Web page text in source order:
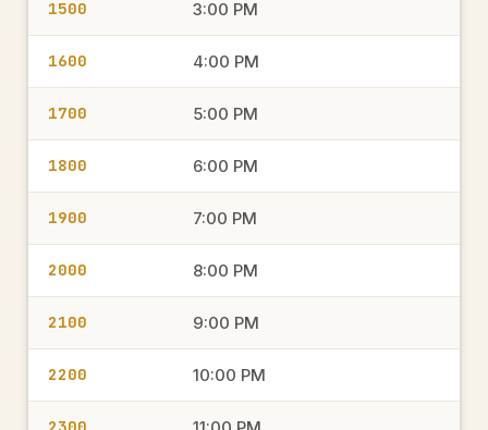
1500 3:00 PM
1600 4:00 PM
1700 5:00 PM
1800 6:00 PM
1900 7:00 PM
2000 8:00 PM
2100 9:00 PM
2200 10:00 PM